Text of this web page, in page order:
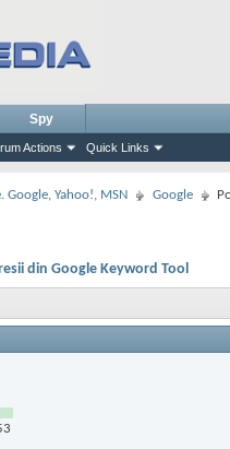
Actions Quick Links
Spy
Yahoo!, MSN Google
din Google Keyword Tool